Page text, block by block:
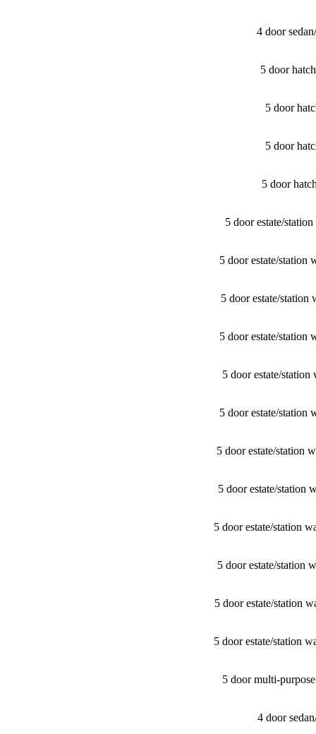
4 door
5 door
5 door
5 door
5 door
5 door estate/​
5 door estate/​
5 door estate/​
5 door estate/​
5 door estate/​
5 door estate/​
5 door estate/​station
5 door estate/​station
5 door estate/​station
5 door estate/​station
5 door estate/​station
5 door estate/​station
5 door multi-
4 door